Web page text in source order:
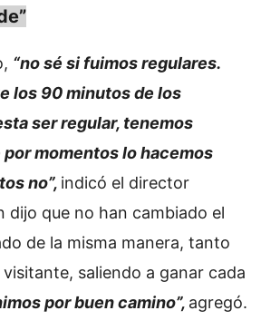
“no sé si fuimos regulares.
los 90 minutos de los
ser regular, tenemos
momentos lo hacemos
no”, indicó el director
que no han cambiado el
de la misma manera, tanto
saliendo a ganar cada
por buen camino”, agregó.